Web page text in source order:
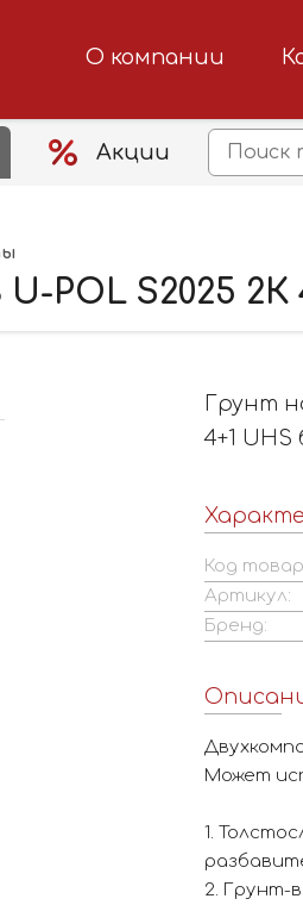
О компании
Акции
POL S2025 2К
Грунт
4+1 UHS
Код
Артикул:
Бренд:
Может
1.
2. Грунт-